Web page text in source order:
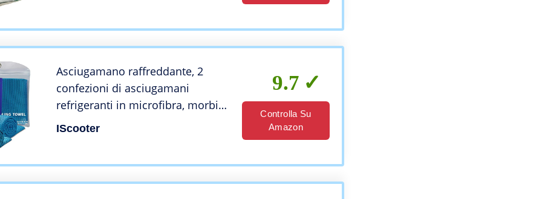
Asciugamano raffreddante, 2
confezioni di asciugamani
refrigeranti in microfibra, morbidi
e traspiranti, per donne e uomini,
IScooter
9.7
Controlla Su
Amazon